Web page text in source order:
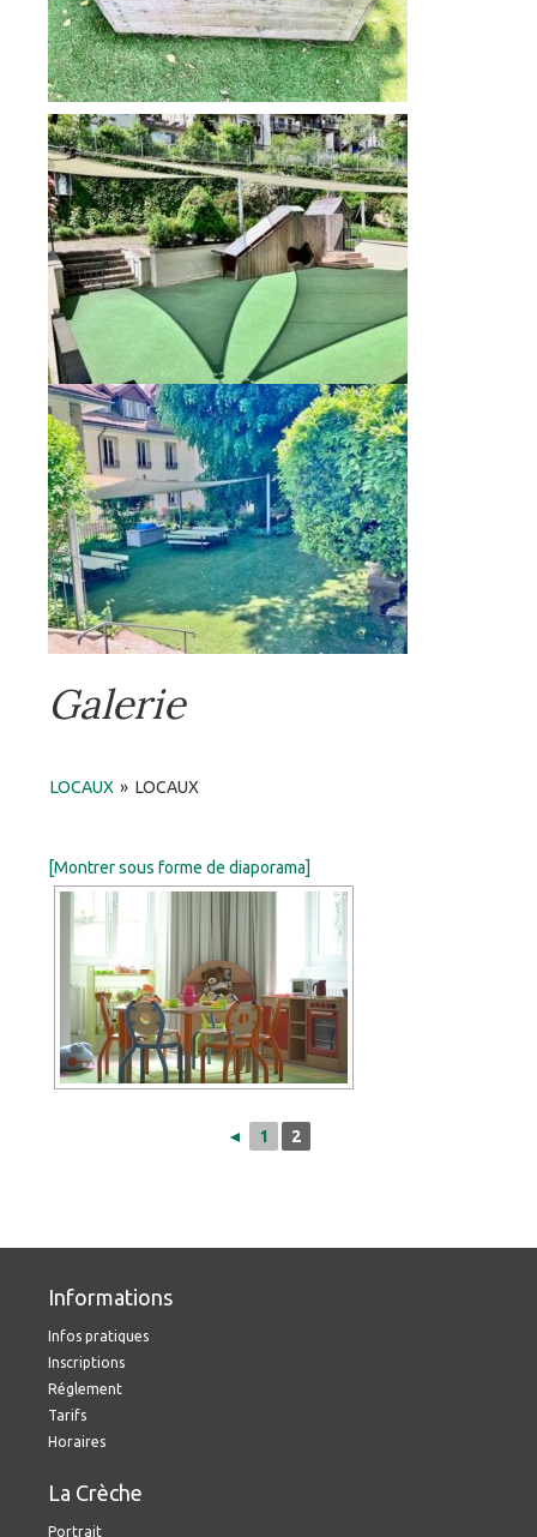
Galerie
LOCAUX » LOCAUX
[Montrer sous forme de diaporama]
◄ 1 2
Informations
Infos pratiques
Inscriptions
Réglement
Tarifs
Horaires
La Crèche
Portrait